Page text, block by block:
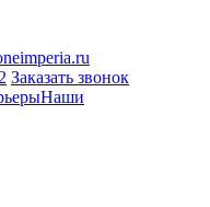
Заказать звонок
Наши